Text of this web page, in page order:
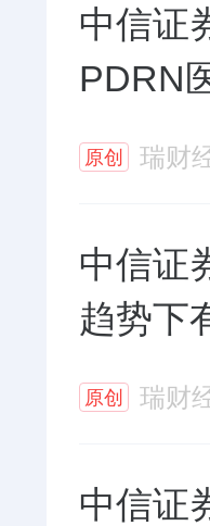
中信证
PDRN
原创 瑞财
中信证
趋势下
原创 瑞财
中信证